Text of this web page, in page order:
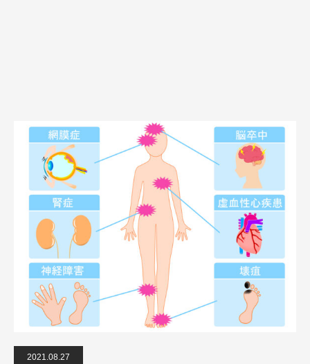
2021.08.27